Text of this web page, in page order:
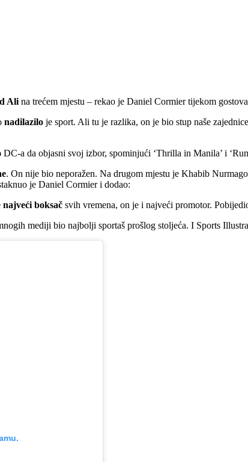
Ali na trećem mjestu – rekao je Daniel Cormier tijekom
nadilazilo je sport. Ali tu je razlika, on je bio stup naše
DC-a da objasni svoj izbor, spominjući ‘Thrilla in Manila’ i
. On nije bio neporažen. Na drugom mjestu je Khabib
je Daniel Cormier i dodao:
najveći boksač svih vremena, on je i najveći promotor.
mediji bio najbolji sportaš prošlog stoljeća. I Sports